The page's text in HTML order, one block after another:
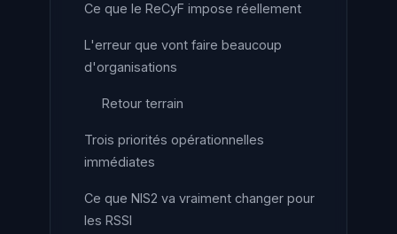
Ce que le ReCyF impose réellement
L'erreur que vont faire beaucoup
d'organisations
Retour terrain
Trois priorités opérationnelles
immédiates
Ce que NIS2 va vraiment changer pour
les RSSI